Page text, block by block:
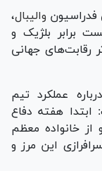
فدراسیون والیبال،
برابر بلژیک و
رقابت‌های جهانی
عملکرد تیم
ابتدا هفته دفاع
خانواده معظم
این مرز و